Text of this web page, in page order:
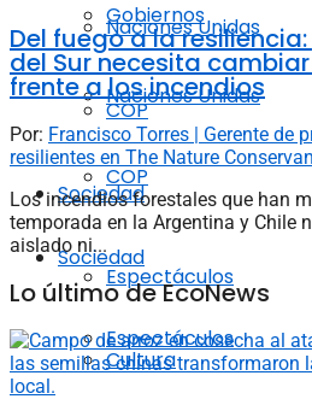
Naciones Unidas
COP
Sociedad
Espectáculos
Cultura
Gobiernos
Naciones Unidas
COP
Sociedad
Espectáculos
Del fuego a la
del Sur necesita
frente a los incendios
Por: Francisco Torres | Gerente de
resilientes en The Nature
Los incendios forestales que han
temporada en la Argentina y Chile
aislado ni...
Lo último de EcoNews